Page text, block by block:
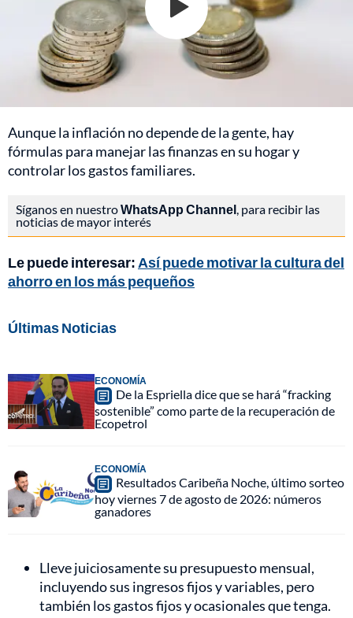
Aunque la inflación no depende de la gente, hay
fórmulas para manejar las finanzas en su hogar y
controlar los gastos familiares.
Síganos en nuestroWhatsApp Channel , para recibir las
noticias de mayor interés
Le puede interesar: Así puede motivar la cultura del
ahorro en los más pequeños
Últimas Noticias
ECONOMÍA
De la Espriella dice que se hará “fracking
sostenible” como parte de la recuperación de
Ecopetrol
ECONOMÍA
Resultados Caribeña Noche, último sorteo
hoy viernes 7 de agosto de 2026: números
ganadores
Lleve juiciosamente su presupuesto mensual,
incluyendo sus ingresos fijos y variables, pero
también los gastos fijos y ocasionales que tenga.